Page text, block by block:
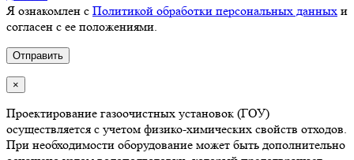
Я ознакомлен с Политикой обработки персональных данных и
согласен с ее положениями.
×
Проектирование газоочистных установок (ГОУ)
осуществляется с учетом физико-химических свойств отходов.
При необходимости оборудование может быть дополнительно